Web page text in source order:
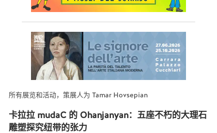
所有展览和活动，策展人为 Tamar Hovsepian
卡拉拉 mudaC 的 Ohanjanyan：五座不朽的大理石
雕塑探究纽带的张力